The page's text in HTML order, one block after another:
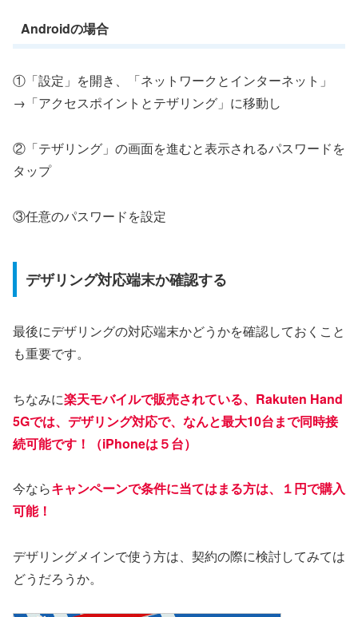
Androidの場合
①「設定」を開き、「ネットワークとインターネット」
→「アクセスポイントとテザリング」に移動し
②「テザリング」の画面を進むと表示されるパスワードを
タップ
③任意のパスワードを設定
デザリング対応端末か確認する
最後にデザリングの対応端末かどうかを確認しておくこと
も重要です。
ちなみに楽天モバイルで販売されている、Rakuten Hand
5Gでは、デザリング対応で、なんと最大10台まで同時接
続可能です！（iPhoneは５台）
今ならキャンペーンで条件に当てはまる方は、１円で購入
可能！
デザリングメインで使う方は、契約の際に検討してみては
どうだろうか。